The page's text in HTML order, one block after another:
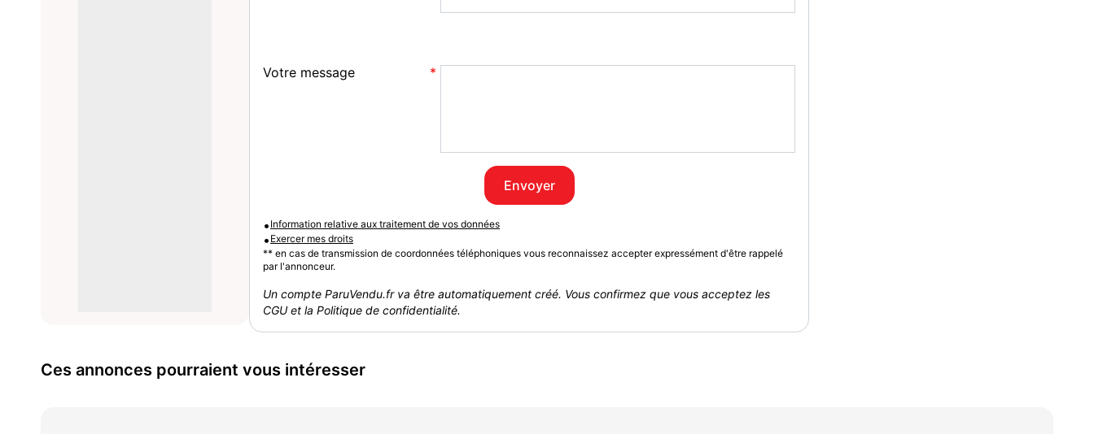
Votre message
Envoyer
• Information relative aux traitement de vos données
• Exercer mes droits
** en cas de transmission de coordonnées téléphoniques vous reconnaissez accepter expressément d'être rappelé
par l'annonceur.
Un compte ParuVendu.fr va être automatiquement créé. Vous confirmez que vous acceptez les
CGU et la Politique de confidentialité.
Ces annonces pourraient vous intéresser